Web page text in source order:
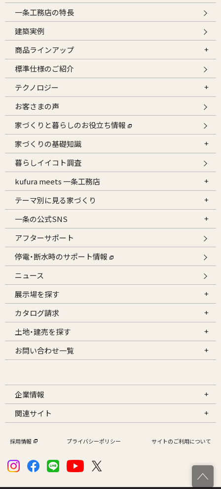
一条工務店の特長
建築実例
商品ラインアップ
標準仕様のご紹介
テクノロジー
お客さまの声
家づくりと暮らしのお役立ち情報
家づくりの基礎知識
暮らしイイコト調査
kufura meets 一条工務店
テーマ別に見る家づくり
一条の公式SNS
アフターサポート
停電・断水時のサポート情報
ニュース
展示場を探す
カタログ請求
土地・建売を探す
お問い合わせ一覧
企業情報
関連サイト
採用情報 プライバシーポリシー サイトのご利用について